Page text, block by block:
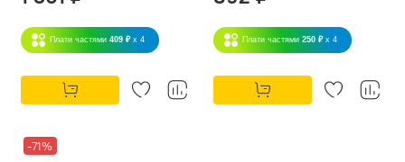
Плати частями 409 ₽ x 4 Плати частями 250 ₽ x 4
-71%